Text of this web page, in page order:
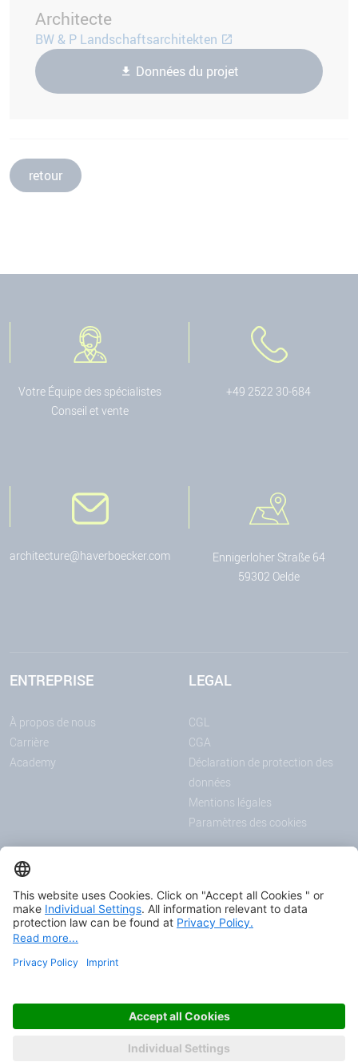
Architecte
BW & P Landschaftsarchitekten
Données du projet
retour
Votre Équipe des spécialistes
Conseil et vente
+49 2522 30-684
architecture@haverboecker.com
Ennigerloher Straße 64
59302 Oelde
ENTREPRISE
À propos de nous
Carrière
Academy
LEGAL
CGL
CGA
Déclaration de protection des
données
Mentions légales
Paramètres des cookies
ANNONCES
Actualités
Salons et événements
Downloadcenter
© 2026 HAVER & BOECKER OHG